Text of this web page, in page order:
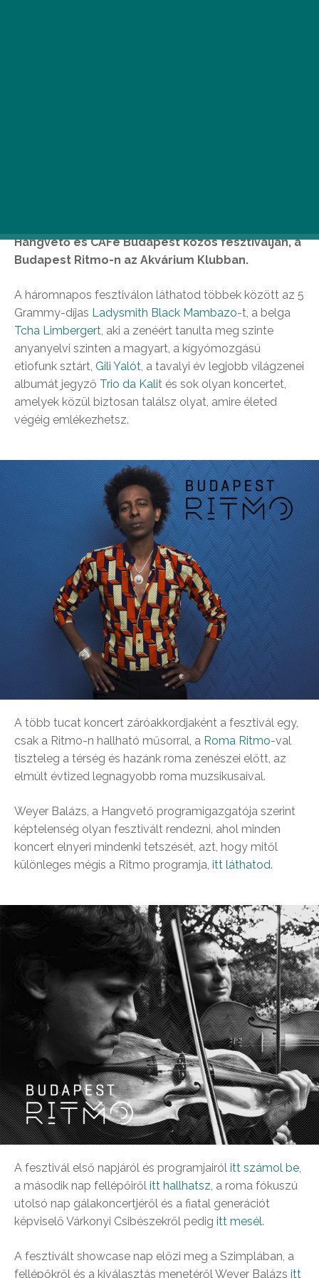
Hangvető és CAFe Budapest közös fesztiválján, a
Budapest Ritmo-n az Akvárium Klubban.
A háromnapos fesztiválon láthatod többek között az 5
Grammy-díjas Ladysmith Black Mambazo-t, a belga
Tcha Limbergert, aki a zenéért tanulta meg szinte
anyanyelvi szinten a magyart, a kígyómozgású
etiofunk sztárt, Gili Yalót, a tavalyi év legjobb világzenei
albumát jegyző Trio da Kalit és sok olyan koncertet,
amelyek közül biztosan találsz olyat, amire életed
végéig emlékezhetsz.
A több tucat koncert záróakkordjaként a fesztivál egy,
csak a Ritmo-n hallható műsorral, a Roma Ritmo-val
tiszteleg a térség és hazánk roma zenészei előtt, az
elmúlt évtized legnagyobb roma muzsikusaival.
Weyer Balázs, a Hangvető programigazgatója szerint
képtelenség olyan fesztivált rendezni, ahol minden
koncert elnyeri mindenki tetszését, azt, hogy mitől
különleges mégis a Ritmo programja, itt láthatod.
A fesztivál első napjáról és programjairól itt számol be,
a második nap fellépőiről itt hallhatsz, a roma fókuszú
utolsó nap gálakoncertjéről és a fiatal generációt
képviselő Várkonyi Csibészekről pedig itt mesél.
A fesztivált showcase nap előzi meg a Szimplában, a
fellépőkről és a kiválasztás menetéről Weyer Balázs itt